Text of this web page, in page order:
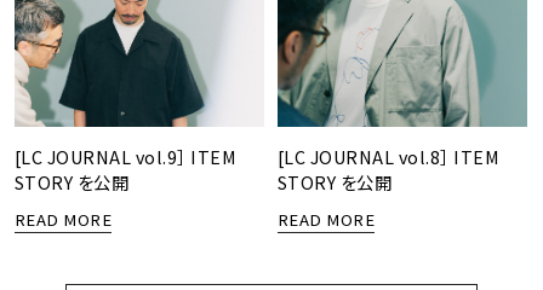
[LC JOURNAL vol.9］ ITEM
STORY を公開
READ MORE
[LC JOURNAL vol.8］ ITEM
STORY を公開
READ MORE